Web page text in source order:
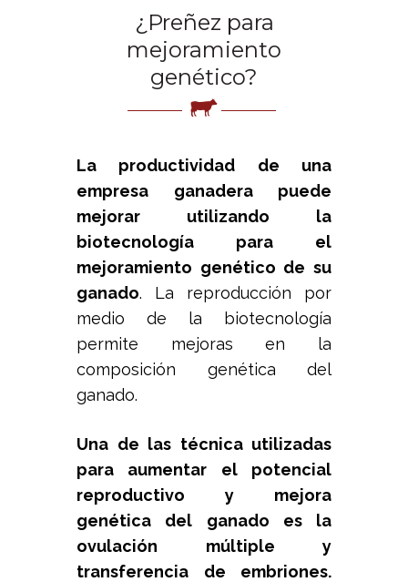
¿Preñez para
mejoramiento
genético?
La productividad de una
empresa ganadera puede
mejorar utilizando la
biotecnología para el
mejoramiento genético de su
ganado. La reproducción por
medio de la biotecnología
permite mejoras en la
composición genética del
ganado.
Una de las técnica utilizadas
para aumentar el potencial
reproductivo y mejora
genética del ganado es la
ovulación múltiple y
transferencia de embriones.